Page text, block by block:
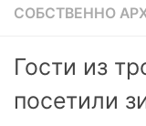
СОБСТВЕННО
Гости из
посетили